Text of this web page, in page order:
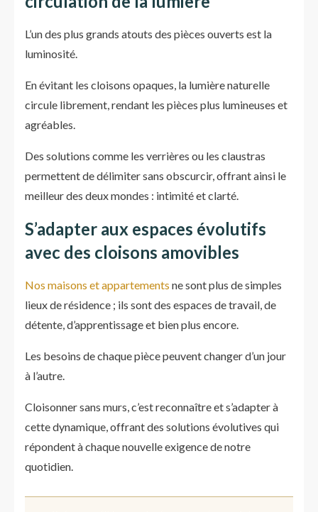
L’un des plus grands atouts des pièces ouverts est la
luminosité.
En évitant les cloisons opaques, la lumière naturelle
circule librement, rendant les pièces plus lumineuses et
agréables.
Des solutions comme les verrières ou les claustras
permettent de délimiter sans obscurcir, offrant ainsi le
meilleur des deux mondes : intimité et clarté.
S’adapter aux espaces évolutifs
avec des cloisons amovibles
Nos maisons et appartements ne sont plus de simples
lieux de résidence ; ils sont des espaces de travail, de
détente, d’apprentissage et bien plus encore.
Les besoins de chaque pièce peuvent changer d’un jour
à l’autre.
Cloisonner sans murs, c’est reconnaître et s’adapter à
cette dynamique, offrant des solutions évolutives qui
répondent à chaque nouvelle exigence de notre
quotidien.